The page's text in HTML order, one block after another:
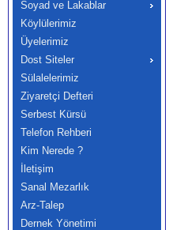
Soyad ve Lakablar
Köylülerimiz
Üyelerimiz
Dost Siteler
Sülalelerimiz
Ziyaretçi Defteri
Serbest Kürsü
Telefon Rehberi
Kim Nerede ?
İletişim
Sanal Mezarlık
Arz-Talep
Dernek Yönetimi